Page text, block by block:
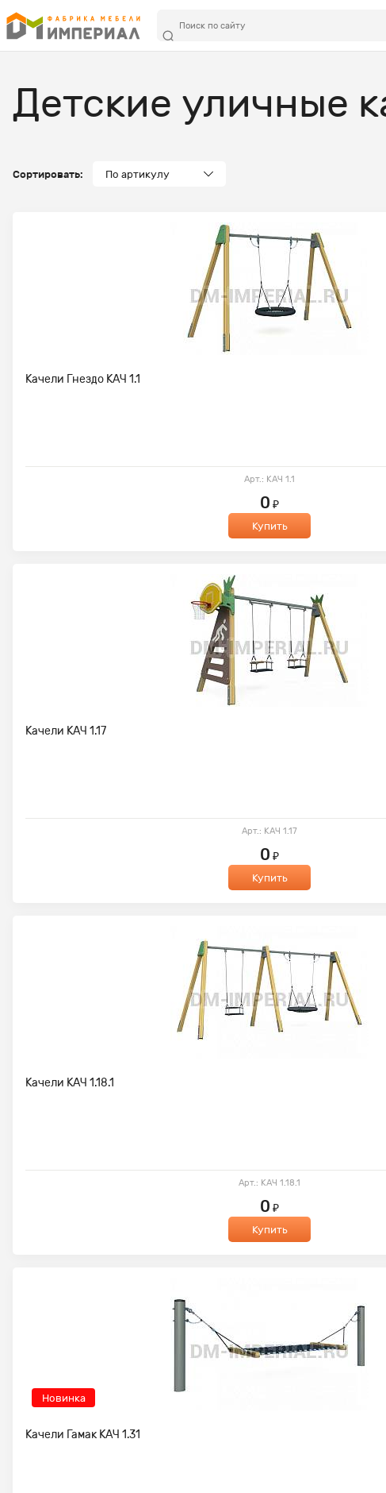
Детские уличные
Сортировать: По артикулу
Качели Гнездо КАЧ 1.1
Арт.: КАЧ 1.1
0 ₽
Купить
Качели КАЧ 1.17
Арт.: КАЧ 1.17
0 ₽
Купить
Качели КАЧ 1.18.1
Арт.: КАЧ 1.18.1
0 ₽
Купить
Новинка
Качели Гамак КАЧ 1.31